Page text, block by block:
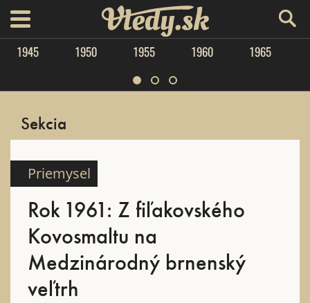
menu Vtedy.sk
1945 1950 1955 1960 1965
Sekcia
Priemysel
Rok 1961: Z fiľakovského
Kovosmaltu na
Medzinárodný brnenský
veľtrh